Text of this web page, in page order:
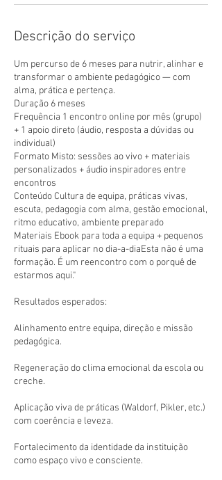
Descrição do serviço
Um percurso de 6 meses para nutrir, alinhar e
transformar o ambiente pedagógico — com
alma, prática e pertença.
Duração 6 meses
Frequência 1 encontro online por mês (grupo)
+ 1 apoio direto (áudio, resposta a dúvidas ou
individual)
Formato Misto: sessões ao vivo + materiais
personalizados + áudio inspiradores entre
encontros
Conteúdo Cultura de equipa, práticas vivas,
escuta, pedagogia com alma, gestão emocional,
ritmo educativo, ambiente preparado
Materiais Ebook para toda a equipa + pequenos
rituais para aplicar no dia-a-diaEsta não é uma
formação. É um reencontro com o porquê de
estarmos aqui."
Resultados esperados:
Alinhamento entre equipa, direção e missão
pedagógica.
Regeneração do clima emocional da escola ou
creche.
Aplicação viva de práticas (Waldorf, Pikler, etc.)
com coerência e leveza.
Fortalecimento da identidade da instituição
como espaço vivo e consciente.